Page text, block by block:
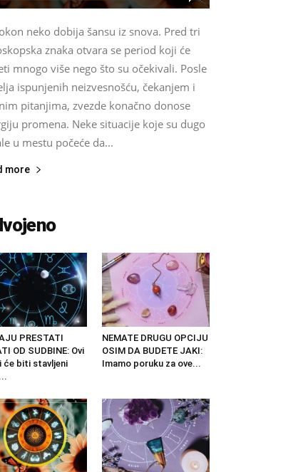
neko dobija šansu iz snova. Pred tri
znaka otvara se period koji će
mnogo više nego što su očekivali. Posle
ispunjenih neizvesnošću, čekanjem i
pitanjima, zvezde konačno donose
promena. Neke situacije koje su dugo
u mestu počeće da...
more
PRESTATI
OD SUDBINE: Ovi
će biti stavljeni
NEMATE DRUGU OPCIJU
OSIM DA BUDETE JAKI:
Imamo poruku za ove...